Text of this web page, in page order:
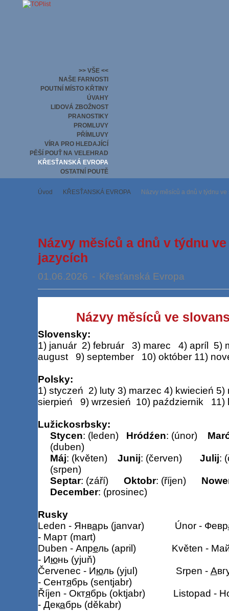
>> VŠE <<
NAŠE FARNOSTI
POUTNÍ MÍSTO KŘTINY
ÚVAHY
LIDOVÁ ZBOŽNOST
PRANOSTIKY
PROMLUVY
PŘÍMLUVY
VÍRA PRO HLEDAJÍCÍ
PĚŠÍ POUŤ NA VELEHRAD
KŘESŤANSKÁ EVROPA
OSTATNÍ POUTĚ
Úvod KŘESŤANSKÁ EVROPA Názvy měsíců a dnů v týdnu
Názvy měsíců a dnů v týdnu
jazycích
01.06.2026 - Křesťanská Evropa
Názvy měsíců ve
Slovensky:
1) január 2) február 3) marec 4) apríl
5)
august
9) september 10) október 11)
Polsky:
1) styczeń 2) luty 3) marzec 4) kwiecień
sierpień
9) wrzesień 10) październik 11)
Lužickosrbsky:
Stycen: (leden) Hródźen: (únor)
(duben)
Máj: (květen) Junij: (červen) Julij:
(srpen)
Septar: (září) Oktobr: (říjen)
December: (prosinec)
Rusky
Leden - Январь (janvar) Únor - Февр
- Март (mart)
Duben - Апрель (april)
Květen -
- Июнь (yjuň)
Červenec - Июль (yjul) Srpen - А
- Сентябрь (sentjabr)
Říjen - Октябрь (oktjabr)
Listopad -
- Декабрь (děkabr)